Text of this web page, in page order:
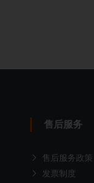
售后服务
售后服务政策
发票制度